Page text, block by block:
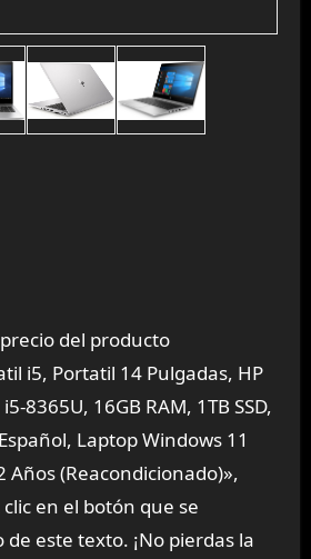
del producto
i5, Portatil 14 Pulgadas, HP
8365U, 16GB RAM, 1TB SSD,
Laptop Windows 11
Años (Reacondicionado)»,
en el botón que se
este texto. ¡No pierdas la